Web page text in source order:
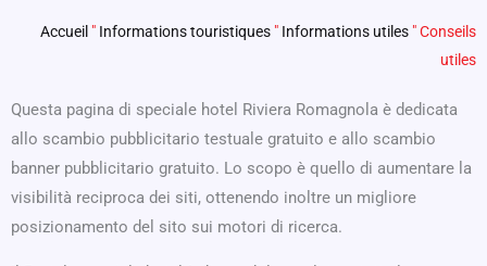
Accueil " Informations touristiques " Informations utiles "Conseils
utiles
Questa pagina di speciale hotel Riviera Romagnola è dedicata
allo scambio pubblicitario testuale gratuito e allo scambio
banner pubblicitario gratuito. Lo scopo è quello di aumentare la
visibilità reciproca dei siti, ottenendo inoltre un migliore
posizionamento del sito sui motori di ricerca.